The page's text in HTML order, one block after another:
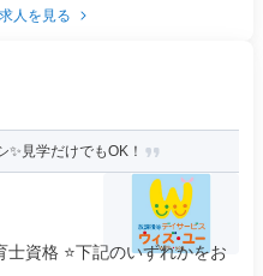
人を見る
✨見学だけでもOK！
資格 ⭐下記のいずれかをお